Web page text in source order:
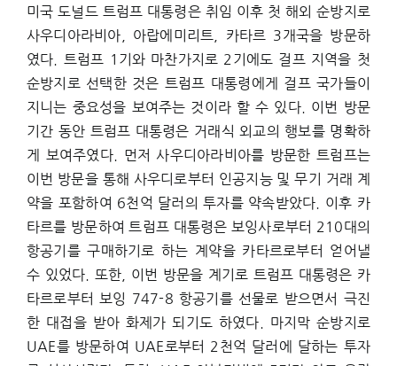
미국 도널드 트럼프 대통령은 취임 이후 첫 해외 순방지로
사우디아라비아, 아랍에미리트, 카타르 3개국을 방문하
였다. 트럼프 1기와 마찬가지로 2기에도 걸프 지역을 첫
순방지로 선택한 것은 트럼프 대통령에게 걸프 국가들이
지니는 중요성을 보여주는 것이라 할 수 있다. 이번 방문
기간 동안 트럼프 대통령은 거래식 외교의 행보를 명확하
게 보여주였다. 먼저 사우디아라비아를 방문한 트럼프는
이번 방문을 통해 사우디로부터 인공지능 및 무기 거래 계
약을 포함하여 6천억 달러의 투자를 약속받았다. 이후 카
타르를 방문하여 트럼프 대통령은 보잉사로부터 210대의
항공기를 구매하기로 하는 계약을 카타르로부터 얻어낼
수 있었다. 또한, 이번 방문을 계기로 트럼프 대통령은 카
타르로부터 보잉 747-8 항공기를 선물로 받으면서 극진
한 대접을 받아 화제가 되기도 하였다. 마지막 순방지로
UAE를 방문하여 UAE로부터 2천억 달러에 달하는 투자